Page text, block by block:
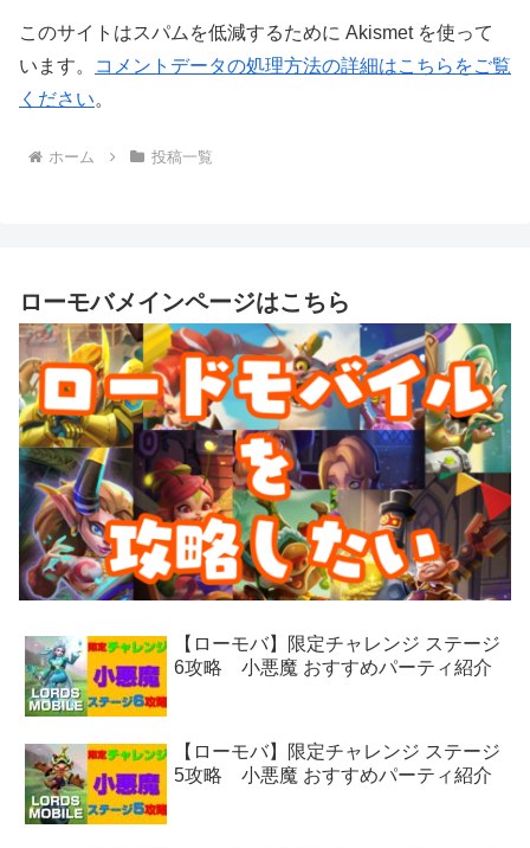
このサイトはスパムを低減するために Akismet を使って
います。
コメントデータの処理方法の詳細はこちらをご覧
ください。
ホーム 投稿一覧
ローモバメインページはこちら
【ローモバ】限定チャレンジ ステージ
6攻略 小悪魔 おすすめパーティ紹介
【ローモバ】限定チャレンジ ステージ
5攻略 小悪魔 おすすめパーティ紹介